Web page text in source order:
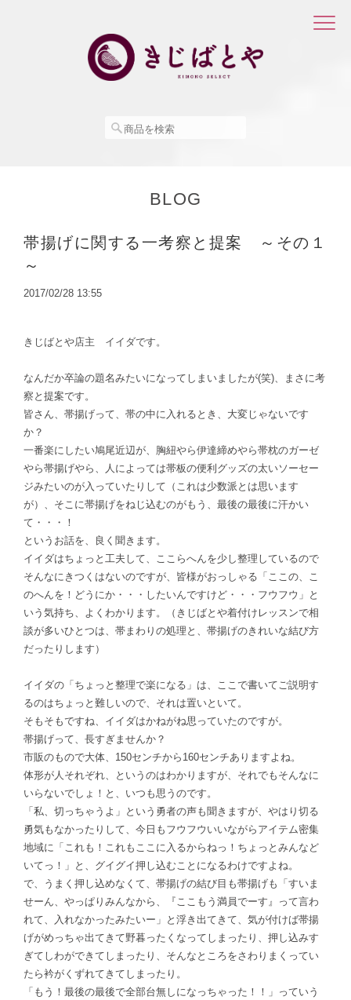
BLOG
帯揚げに関する一考察と提案 ～その１
～
2017/02/28 13:55
きじばとや店主 イイダです。
なんだか卒論の題名みたいになってしまいましたが(笑)、まさに考
察と提案です。
皆さん、帯揚げって、帯の中に入れるとき、大変じゃないです
か？
一番楽にしたい鳩尾近辺が、胸紐やら伊達締めやら帯枕のガーゼ
やら帯揚げやら、人によっては帯板の便利グッズの太いソーセー
ジみたいのが入っていたりして（これは少数派とは思います
が）、そこに帯揚げをねじ込むのがもう、最後の最後に汗かい
て・・・！
というお話を、良く聞きます。
イイダはちょっと工夫して、ここらへんを少し整理しているので
そんなにきつくはないのですが、皆様がおっしゃる「ここの、こ
のへんを！どうにか・・・したいんですけど・・・フウフウ」と
いう気持ち、よくわかります。（きじばとや着付けレッスンで相
談が多いひとつは、帯まわりの処理と、帯揚げのきれいな結び方
だったりします）
イイダの「ちょっと整理で楽になる」は、ここで書いてご説明す
るのはちょっと難しいので、それは置いといて。
そもそもですね、イイダはかねがね思っていたのですが。
帯揚げって、長すぎませんか？
市販のもので大体、150センチから160センチありますよね。
体形が人それぞれ、というのはわかりますが、それでもそんなに
いらないでしょ！と、いつも思うのです。
「私、切っちゃうよ」という勇者の声も聞きますが、やはり切る
勇気もなかったりして、今日もフウフウいいながらアイテム密集
地域に「これも！これもここに入るからねっ！ちょっとみんなど
いてっ！」と、グイグイ押し込むことになるわけですよね。
で、うまく押し込めなくて、帯揚げの結び目も帯揚げも「すいま
せーん、やっぱりみんなから、『ここもう満員でーす』って言わ
れて、入れなかったみたいー」と浮き出てきて、気が付けば帯揚
げがめっちゃ出てきて野暮ったくなってしまったり、押し込みす
ぎてしわができてしまったり、そんなところをさわりまくってい
たら衿がくずれてきてしまったり。
「もう！最後の最後で全部台無しになっちゃった！！」っていう